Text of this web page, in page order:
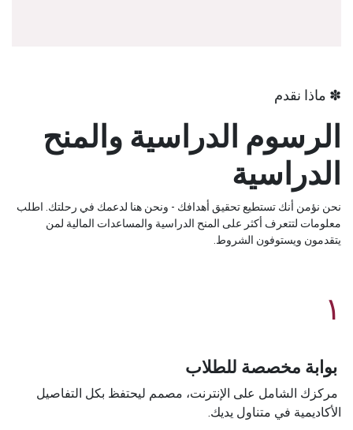
✽ ماذا نقدم
الرسوم الدراسية والمنح
الدراسية
نحن نؤمن أنك تستطيع تحقيق أهدافك - ونحن هنا لدعمك في رحلتك. اطلب
معلومات لتتعرف أكثر على المنح الدراسية والمساعدات المالية لمن
يتقدمون ويستوفون الشروط.
١
بوابة مخصصة للطلاب
مركزك الشامل على الإنترنت، مصمم ليحتفظ بكل التفاصيل
الأكاديمية في متناول يديك.